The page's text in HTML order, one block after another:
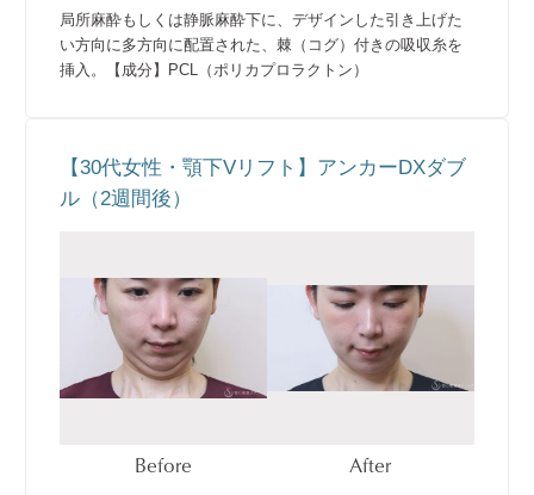
局所麻酔もしくは静脈麻酔下に、デザインした引き上げた
い方向に多方向に配置された、棘（コグ）付きの吸収糸を
挿入。【成分】PCL（ポリカプロラクトン）
【30代女性・顎下Vリフト】アンカーDXダブ
ル（2週間後）
Before After